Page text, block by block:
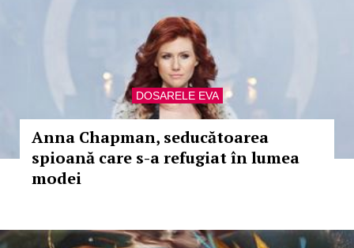
DOSARELE EVA
Anna Chapman, seducătoarea
spioană care s-a refugiat în lumea
modei